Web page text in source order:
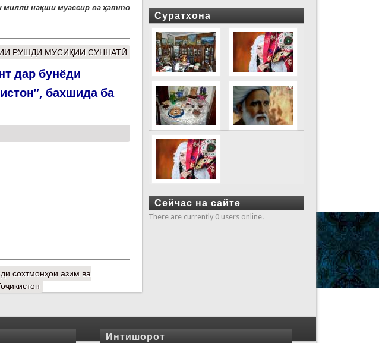
миллӣ нақши муассир ва ҳатто
РУШДИ МУСИҚИИ СУННАТӢ
дар бунёди
бахшида ба
сохтмонҳои азим ва
Суратхона
Сейчас на сайте
There are currently 0 users online.
Интишорот